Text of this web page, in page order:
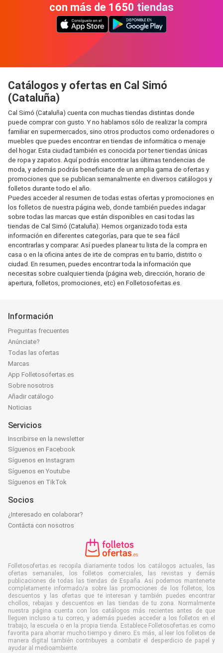
con más de 1650 tiendas
Catálogos y ofertas en Cal Simó
(Cataluña)
Cal Simó (Cataluña) cuenta con muchas tiendas distintas donde
puede comprar con gusto. Y no hablamos sólo de realizar la compra
familiar en supermercados, sino otros productos como ordenadores o
muebles que puedes encontrar en tiendas de informática o menaje
del hogar. Esta ciudad también es conocida por tener tiendas únicas
de ropa y zapatos. Aquí podrás encontrar las últimas tendencias de
moda, y además podrás beneficiarte de un amplia gama de ofertas y
promociones que se publican semanalmente en diversos catálogos y
folletos durante todo el año.
Puedes acceder al resumen de todas estas ofertas y promociones en
los folletos de nuestra página web, donde también puedes indagar
sobre todas las marcas que están disponibles en casi todas las
tiendas de Cal Simó (Cataluña). Hemos organizado toda esta
información en diferentes categorías, para que te sea fácil
encontrarlas y comparar. Así puedes planear tu lista de la compra en
casa o en la oficina antes de irte de compras en tu barrio, distrito o
ciudad. En resumen, puedes encontrar toda la información que
necesitas sobre cualquier tienda (página web, dirección, horario de
apertura, folletos, promociones, etc) en Folletosofertas.es.
Información
Preguntas frecuentes
Anúnciate?
Todas las ofertas
Marcas
App Folletosofertas.es
Sobre nosotros
Añadir catálogo
Noticias
Servicios
Inscribirse en la newsletter
Síguenos en Facebook
Síguenos en Instagram
Síguenos en Youtube
Síguenos en TikTok
Socios
¿Interesado en colaborar?
Contácta con nosotros
Folletosofertas.es recopila diariamente todos los catálogos actuales, las
ofertas semanales, los folletos comerciales, las revistas y demás
publicaciones de todas las tiendas de España. Así podemos mantenerte
completamente informado/a sobre las promociones de los folletos, los
descuentos y las ofertas que te interesan y también puedes encontrar
chollos, rebajas y descuentos en las tiendas de tu zona. Normalmente
nuestra página cuenta con los catálogos más recientes antes de que
lleguen incluso a tu correo, y además puedes acceder a los folletos en el
trabajo, la escuela o en la propia tienda. Establece Folletosofertas.es como
favorita para ahorrar mucho tiempo y dinero. Es más, al leer los folletos de
manera digital también contribuyes a combatir el desperdicio de papel y
ayudar al medioambiente.